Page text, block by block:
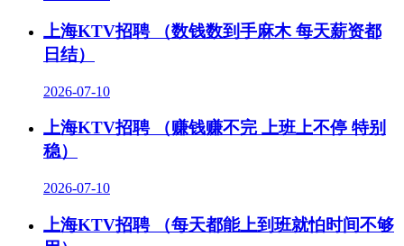
上海KTV招聘 （数钱数到手麻木 每天薪资都
日结）
2026-07-10
上海KTV招聘 （赚钱赚不完 上班上不停 特别
稳）
2026-07-10
上海KTV招聘 （每天都能上到班就怕时间不够